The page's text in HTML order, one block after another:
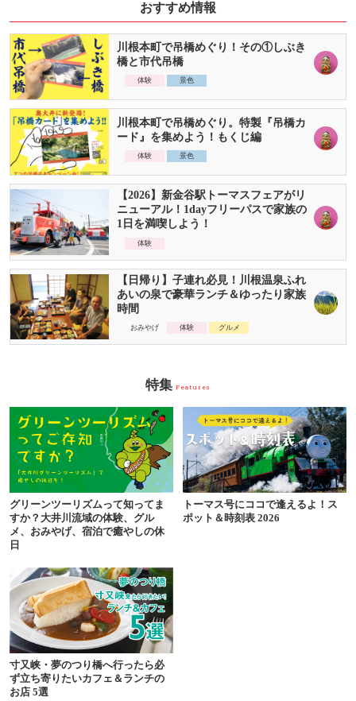
おすすめ情報
川根本町で吊橋めぐり！その①しぶき
橋と市代吊橋
体験 景色
川根本町で吊橋めぐり。特製『吊橋カ
ード』を集めよう！もくじ編
体験 景色
【2026】新金谷駅トーマスフェアがリ
ニューアル！1dayフリーパスで家族の
1日を満喫しよう！
体験
【日帰り】子連れ必見！川根温泉ふれ
あいの泉で豪華ランチ＆ゆったり家族
時間
おみやげ 体験 グルメ
特集 Features
グリーンツーリズムって知ってま
すか？大井川流域の体験、グル
メ、おみやげ、宿泊で癒やしの休
日
トーマス号にココで逢えるよ！ス
ポット＆時刻表 2026
寸又峡・夢のつり橋へ行ったら必
ず立ち寄りたいカフェ＆ランチの
お店 5選